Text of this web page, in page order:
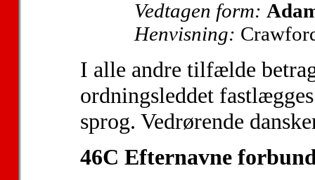
Vedtagen form:
Henvisning:
I alle andre tilfælde
ordningsleddet
sprog. Vedrørende
46C Efternavne